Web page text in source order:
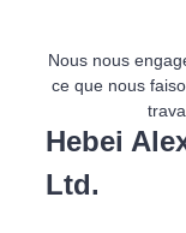
Nous nous
ce que nous
Hebei
Ltd.